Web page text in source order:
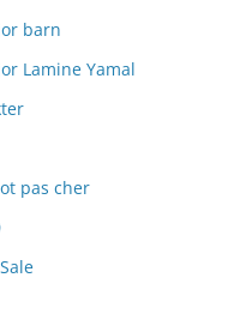
barn
Lamine Yamal
pas cher